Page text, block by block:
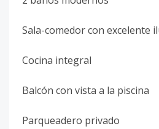
Sala-comedor con excelente
Cocina integral
Balcón con vista a la piscina
Parqueadero privado